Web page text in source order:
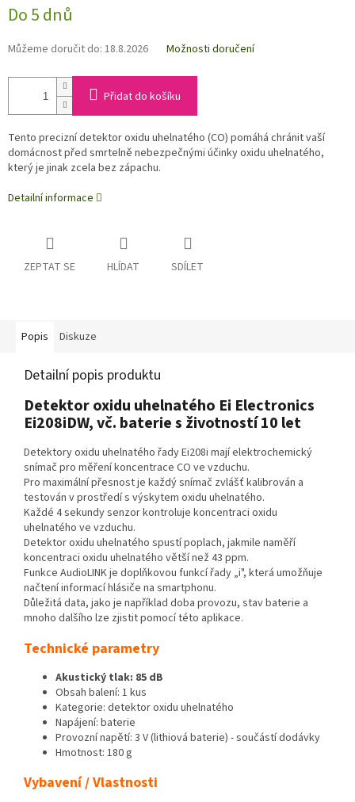
Do 5 dnů
Můžeme doručit do: 18.8.2026 Možnosti doručení
Přidat do košíku
Tento precizní detektor oxidu uhelnatého (CO) pomáhá chránit vaší
domácnost před smrtelně nebezpečnými účinky oxidu uhelnatého,
který je jinak zcela bez zápachu.
Detailní informace
ZEPTAT SE HLÍDAT SDÍLET
Popis Diskuze
Detailní popis produktu
Detektor oxidu uhelnatého Ei Electronics
Ei208iDW, vč. baterie s životností 10 let
Detektory oxidu uhelnatého řady Ei208i mají elektrochemický
snímač pro měření koncentrace CO ve vzduchu.
Pro maximální přesnost je každý snímač zvlášť kalibrován a
testován v prostředí s výskytem oxidu uhelnatého.
Každé 4 sekundy senzor kontroluje koncentraci oxidu
uhelnatého ve vzduchu.
Detektor oxidu uhelnatého spustí poplach, jakmile naměří
koncentraci oxidu uhelnatého větší než 43 ppm.
Funkce AudioLINK je doplňkovou funkcí řady „i", která umožňuje
načtení informací hlásiče na smartphonu.
Důležitá data, jako je například doba provozu, stav baterie a
mnoho dalšího lze zjistit pomocí této aplikace.
Technické parametry
Akustický tlak: 85 dB
Obsah balení: 1 kus
Kategorie: detektor oxidu uhelnatého
Napájení: baterie
Provozní napětí: 3 V (lithiová baterie) - součástí dodávky
Hmotnost: 180 g
Vybavení / Vlastnosti